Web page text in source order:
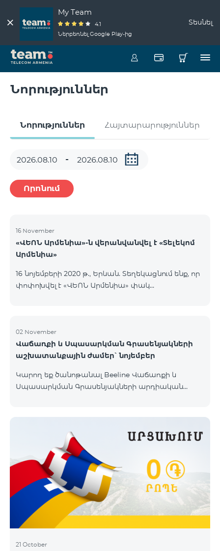
My Team
4.1
Ներբեռնել Google Play-ից
Տեսնել
Նորություններ
Նորություններ Հայտարարություններ
Որոնում
16 November
«ՎԵՈՆ Արմենիա»-ն վերանվանվել է «Տելեկոմ
Արմենիա»
16 նոյեմբերի 2020 թ., Երևան. Տեղեկացնում ենք, որ
փոփոխվել է «ՎԵՈՆ Արմենիա» փակ
ընկերություն։ Անվանափոխությունը պետական
գրանցում է ստացել 2020 թ. նոյեմբերի 16-ին։
Կատարված փոփոխությունը որևէ կերպ չի
պարտավորությունների և ծառայությունների
մատուցման վրա, որոնք շարունակելու են
հայտնում ենք, որ կազմակերպությունը դ
02 November
Վաճառքի և Սպասարկման Գրասենյակների
աշխատանքային ժամեր՝ նոյեմբեր
Կարող եք ծանոթանալ Beeline Վաճառքի և
Սպասարկման Գրասենյակների արդիական
21 October